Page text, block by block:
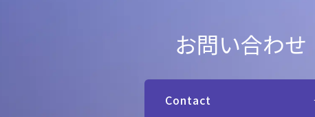
お問い合わせ
Contact